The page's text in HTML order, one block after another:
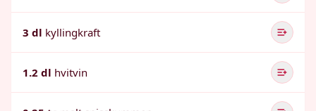
3 dl kyllingkraft
1.2 dl hvitvin